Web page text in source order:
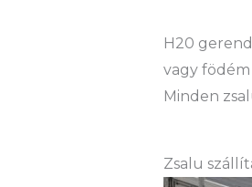
H20
vagy födém
Minden
Zsalu